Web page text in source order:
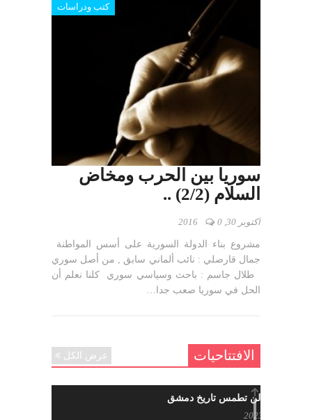
كتب ودراسات
سوريا بين الحرب ومخاض
السلام (2/2) ..
أكتوبر 30, 2016 0
مشروع بناء الدولة السورية على أسس المواطنة
جمال قارصلي : نائب ألماني سابق , من أصل سوري
طلال جاسم : باحث وسياسي سوري كلنا نعلم أن
الحل في سوريا صعب جدا…
الافتتاحيات عرض الكل
حرائقكم لن تطمس تاريخ دمشق